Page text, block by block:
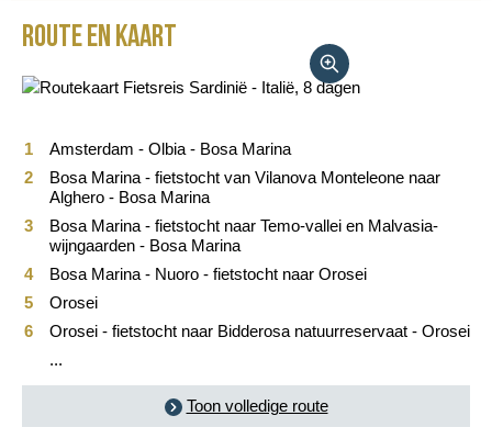
Vertrekdata/prijs
Reviews
Praktische informatie
FAQ
Route en kaart
Amsterdam - Olbia - Bosa Marina
Bosa Marina - fietstocht van Vilanova Monteleone naar
Alghero - Bosa Marina
Bosa Marina - fietstocht naar Temo-vallei en Malvasia-
wijngaarden - Bosa Marina
Bosa Marina - Nuoro - fietstocht naar Orosei
Orosei
Orosei - fietstocht naar Bidderosa natuurreservaat - Orosei
...
Toon volledige route